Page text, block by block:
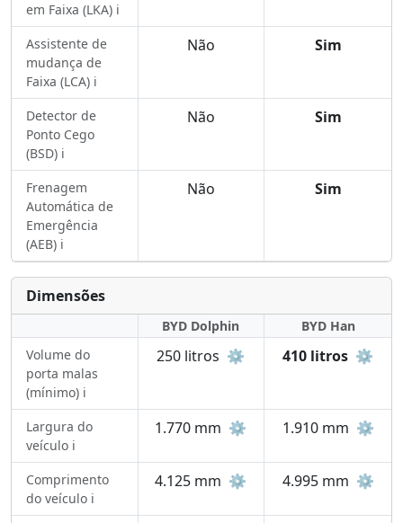
em Faixa (LKA) ℹ️
Assistente de
mudança de
Faixa (LCA) ℹ️
Não Sim
Detector de
Ponto Cego
(BSD) ℹ️
Não Sim
Frenagem
Automática de
Emergência
(AEB) ℹ️
Não Sim
Dimensões
BYD Dolphin
BYD Han
Volume do
porta malas
(mínimo) ℹ️
250 litros ⚙️ 410 litros ⚙️
Largura do
veículo ℹ️
1.770 mm ⚙️ 1.910 mm ⚙️
Comprimento
do veículo ℹ️
4.125 mm ⚙️ 4.995 mm ⚙️